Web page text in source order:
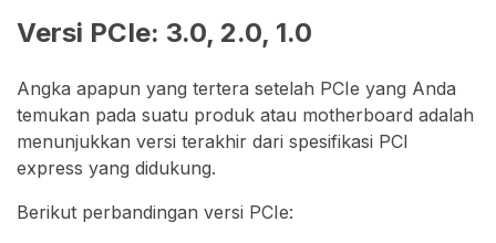
Versi PCIe: 3.0, 2.0, 1.0
Angka apapun yang tertera setelah PCIe yang Anda
temukan pada suatu produk atau motherboard adalah
menunjukkan versi terakhir dari spesifikasi PCI
express yang didukung.
Berikut perbandingan versi PCIe: